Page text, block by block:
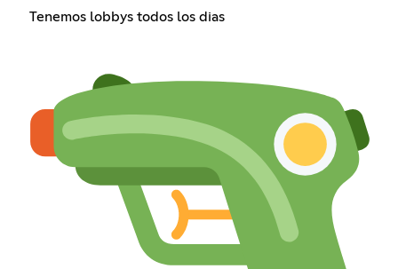
Tenemos lobbys todos los dias